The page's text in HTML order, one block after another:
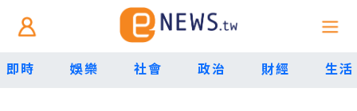
即時 娛樂 社會 政治 財經 生活